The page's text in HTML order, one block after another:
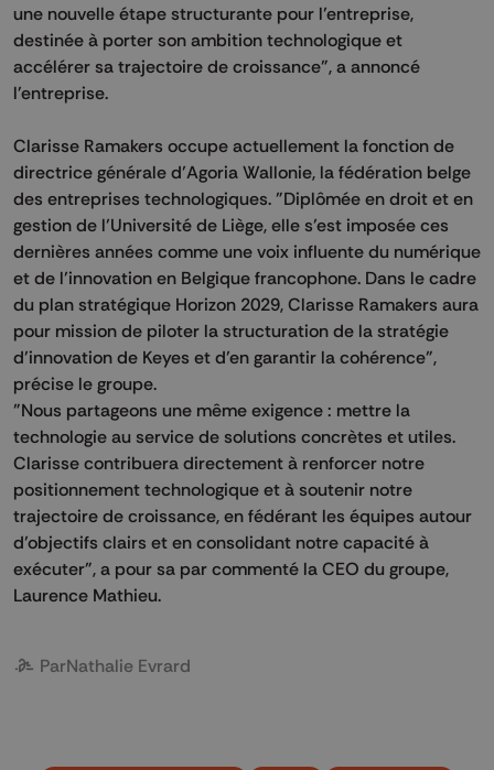
une nouvelle étape structurante pour l’entreprise,
destinée à porter son ambition technologique et
accélérer sa trajectoire de croissance", a annoncé
l'entreprise.
Clarisse Ramakers occupe actuellement la fonction de
directrice générale d’Agoria Wallonie, la fédération belge
des entreprises technologiques. "Diplômée en droit et en
gestion de l’Université de Liège, elle s’est imposée ces
dernières années comme une voix influente du numérique
et de l’innovation en Belgique francophone. Dans le cadre
du plan stratégique Horizon 2029, Clarisse Ramakers aura
pour mission de piloter la structuration de la stratégie
d’innovation de Keyes et d’en garantir la cohérence",
précise le groupe.
"Nous partageons une même exigence : mettre la
technologie au service de solutions concrètes et utiles.
Clarisse contribuera directement à renforcer notre
positionnement technologique et à soutenir notre
trajectoire de croissance, en fédérant les équipes autour
d’objectifs clairs et en consolidant notre capacité à
exécuter", a pour sa par commenté la CEO du groupe,
Laurence Mathieu.
ParNathalie Evrard